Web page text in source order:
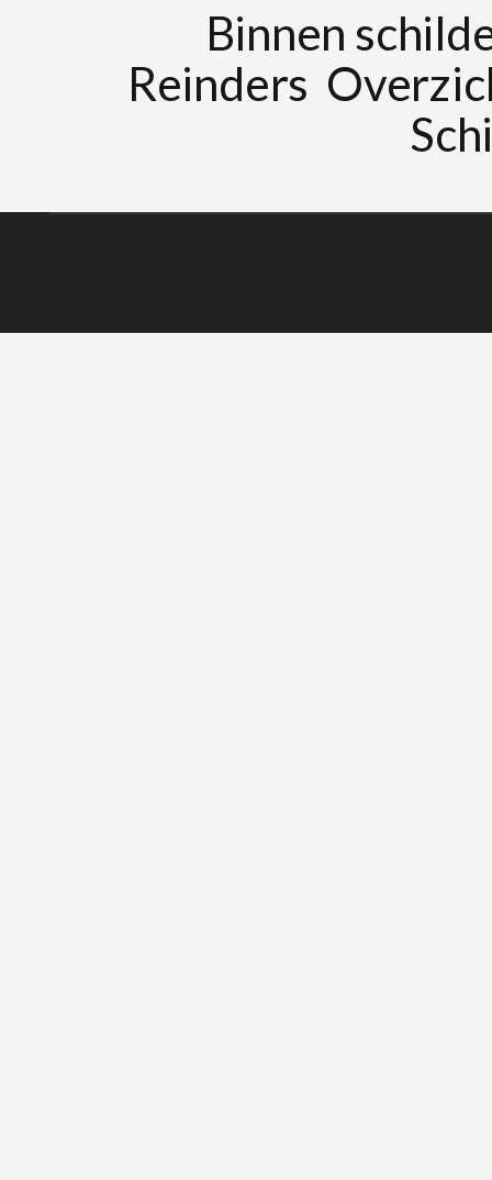
Binnen
Reinders